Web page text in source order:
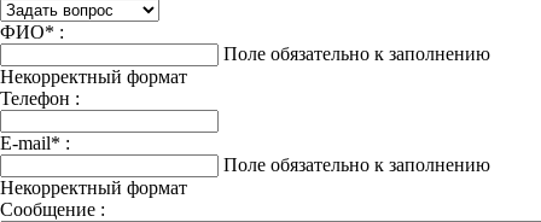
ФИО* :
Поле обязательно к заполнению
Некорректный формат
Телефон :
E-mail* :
Поле обязательно к заполнению
Некорректный формат
Сообщение :